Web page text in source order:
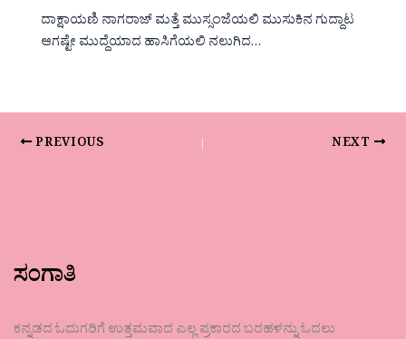
ದಾಕ್ಷಾಯಣಿ ನಾಗರಾಜ್ ಮತ್ತೆ ಮುಸ್ಸಂಜೆಯಲಿ ಮುಸುಕಿನ ಗುದ್ದಾಟ
ಆಗಷ್ಟೇ ಮುದ್ದೆಯಾದ ಹಾಸಿಗೆಯಲಿ ನಲುಗಿದ…
PREVIOUS NEXT
ಸಂಗಾತಿ
ಕನ್ನಡದ ಓದುಗರಿಗೆ ಉತ್ತಮವಾದ ಎಲ್ಲ ಪ್ರಕಾರದ ಬರಹಳನ್ನು ಓದಲು